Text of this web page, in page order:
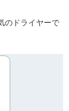
のドライヤーで